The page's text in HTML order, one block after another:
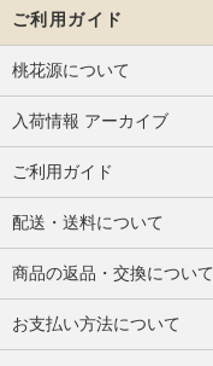
ご利用ガイド
桃花源について
入荷情報 アーカイブ
ご利用ガイド
配送・送料について
商品の返品・交換について
お支払い方法について